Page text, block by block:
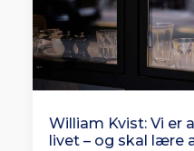
William Kvist: Vi er
livet – og skal lære